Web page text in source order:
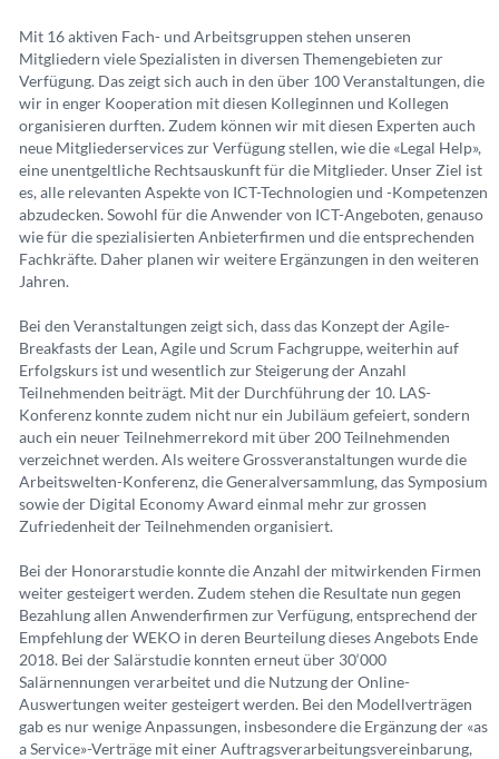
Mit 16 aktiven Fach- und Arbeitsgruppen stehen unseren
Mitgliedern viele Spezialisten in diversen Themengebieten zur
Verfügung. Das zeigt sich auch in den über 100 Veranstaltungen, die
wir in enger Kooperation mit diesen Kolleginnen und Kollegen
organisieren durften. Zudem können wir mit diesen Experten auch
neue Mitgliederservices zur Verfügung stellen, wie die «Legal Help»,
eine unentgeltliche Rechtsauskunft für die Mitglieder. Unser Ziel ist
es, alle relevanten Aspekte von ICT-Technologien und -Kompetenzen
abzudecken. Sowohl für die Anwender von ICT-Angeboten, genauso
wie für die spezialisierten Anbieterfirmen und die entsprechenden
Fachkräfte. Daher planen wir weitere Ergänzungen in den weiteren
Jahren.
Bei den Veranstaltungen zeigt sich, dass das Konzept der Agile-
Breakfasts der Lean, Agile und Scrum Fachgruppe, weiterhin auf
Erfolgskurs ist und wesentlich zur Steigerung der Anzahl
Teilnehmenden beiträgt. Mit der Durchführung der 10. LAS-
Konferenz konnte zudem nicht nur ein Jubiläum gefeiert, sondern
auch ein neuer Teilnehmerrekord mit über 200 Teilnehmenden
verzeichnet werden. Als weitere Grossveranstaltungen wurde die
Arbeitswelten-Konferenz, die Generalversammlung, das Symposium
sowie der Digital Economy Award einmal mehr zur grossen
Zufriedenheit der Teilnehmenden organisiert.
Bei der Honorarstudie konnte die Anzahl der mitwirkenden Firmen
weiter gesteigert werden. Zudem stehen die Resultate nun gegen
Bezahlung allen Anwenderfirmen zur Verfügung, entsprechend der
Empfehlung der WEKO in deren Beurteilung dieses Angebots Ende
2018. Bei der Salärstudie konnten erneut über 30‘000
Salärnennungen verarbeitet und die Nutzung der Online-
Auswertungen weiter gesteigert werden. Bei den Modellverträgen
gab es nur wenige Anpassungen, insbesondere die Ergänzung der «as
a Service»-Verträge mit einer Auftragsverarbeitungsvereinbarung,